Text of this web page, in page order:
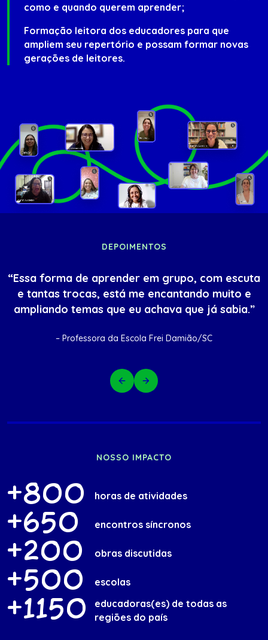
como e quando querem aprender;
Formação leitora dos educadores para que
ampliem seu repertório e possam formar novas
gerações de leitores.
DEPOIMENTOS
“Essa forma de aprender em grupo, com escuta
e tantas trocas, está me encantando muito e
ampliando temas que eu achava que já sabia.”
– Professora da Escola Frei Damião/SC
NOSSO IMPACTO
+800 horas de atividades
+650 encontros síncronos
+200 obras discutidas
+500 escolas
+1150
educadoras(es) de todas as
regiões do país